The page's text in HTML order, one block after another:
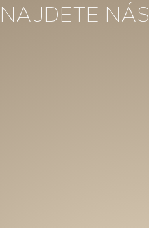
NAJDETE NÁS